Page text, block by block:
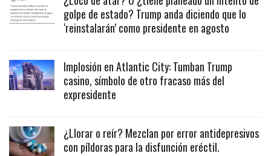
golpe de estado? Trump anda diciendo que lo
‘reinstalarán’ como presidente en agosto
Implosión en Atlantic City: Tumban Trump
casino, símbolo de otro fracaso más del
expresidente
¿Llorar o reír? Mezclan por error antidepresivos
con píldoras para la disfunción eréctil.